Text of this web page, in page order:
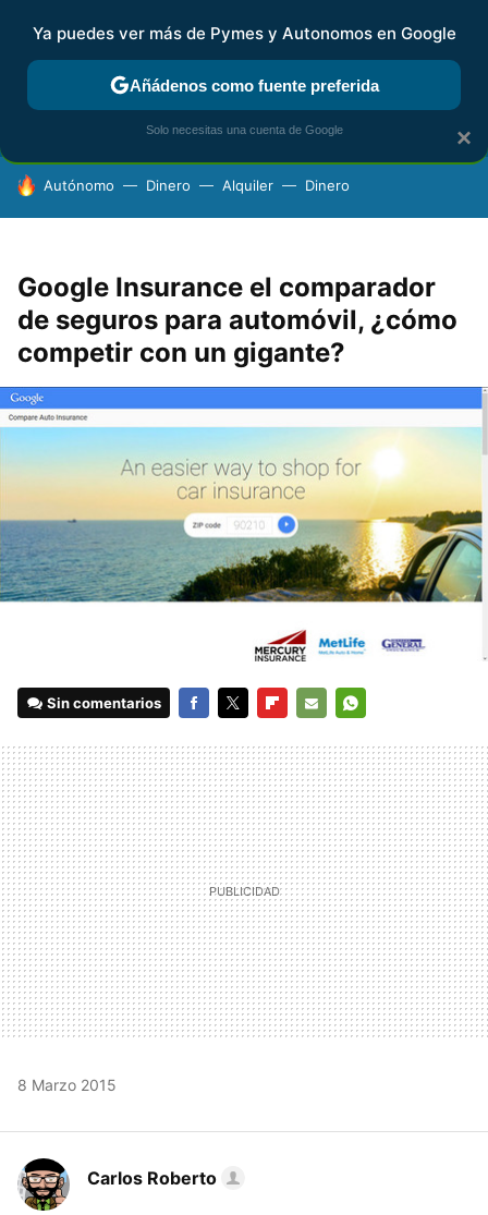
FISCALIDAD Y CONTABILIDAD KIT DIGITAL RENTA
HOY SE HABLA DE
Autónomo Dinero Alquiler Dinero
Google Insurance el comparador
de seguros para automóvil, ¿cómo
competir con un gigante?
Sin comentarios
MAIL
8 Marzo 2015
Carlos Roberto
×
Ya puedes ver más de Pymes y Autonomos en Google
Añádenos como fuente preferida
Solo necesitas una cuenta de Google